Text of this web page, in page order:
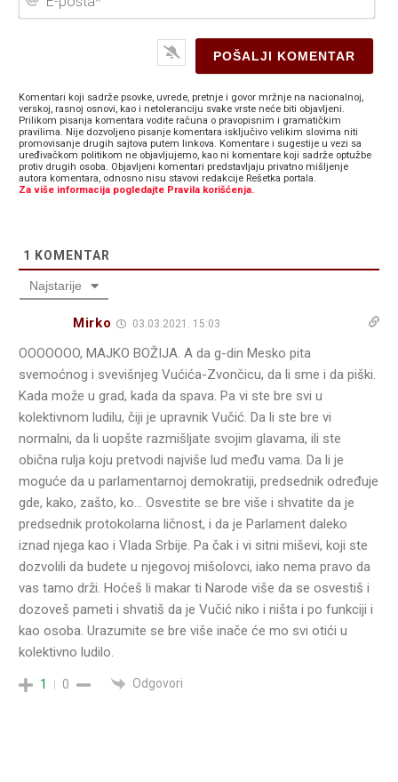
Komentari koji sadrže psovke, uvrede, pretnje i govor mržnje na nacionalnoj,
verskoj, rasnoj osnovi, kao i netoleranciju svake vrste neće biti objavljeni.
Prilikom pisanja komentara vodite računa o pravopisnim i gramatičkim
pravilima. Nije dozvoljeno pisanje komentara isključivo velikim slovima niti
promovisanje drugih sajtova putem linkova. Komentare i sugestije u vezi sa
uređivačkom politikom ne objavljujemo, kao ni komentare koji sadrže optužbe
protiv drugih osoba. Objavljeni komentari predstavljaju privatno mišljenje
autora komentara, odnosno nisu stavovi redakcije Rešetka portala.
Za više informacija pogledajte Pravila korišćenja.
1 KOMENTAR
Najstarije
Mirko 03.03.2021. 15:03
OOOOOOO, MAJKO BOŽIJA. A da g-din Mesko pita
svemoćnog i svevišnjeg Vućića-Zvončicu, da li sme i da piški.
Kada može u grad, kada da spava. Pa vi ste bre svi u
kolektivnom ludilu, čiji je upravnik Vučić. Da li ste bre vi
normalni, da li uopšte razmišljate svojim glavama, ili ste
obična rulja koju pretvodi najviše lud među vama. Da li je
moguće da u parlamentarnoj demokratiji, predsednik određuje
gde, kako, zašto, ko… Osvestite se bre više i shvatite da je
predsednik protokolarna ličnost, i da je Parlament daleko
iznad njega kao i Vlada Srbije. Pa čak i vi sitni miševi, koji ste
dozvolili da budete u njegovoj mišolovci, iako nema pravo da
vas tamo drži. Hoćeš li makar ti Narode više da se osvestiš i
dozoveš pameti i shvatiš da je Vučić niko i ništa i po funkciji i
kao osoba. Urazumite se bre više inače će mo svi otići u
kolektivno ludilo.
1 0 Odgovori